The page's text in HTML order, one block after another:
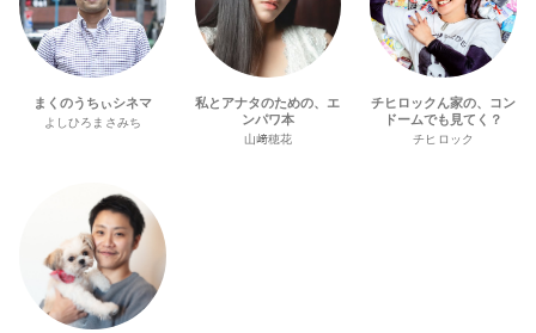
まくのうちぃシネマ
よしひろまさみち
私とアナタのための、エ
ンパワ本
山﨑穂花
チヒロックん家の、コン
ドームでも見てく？
チヒロック